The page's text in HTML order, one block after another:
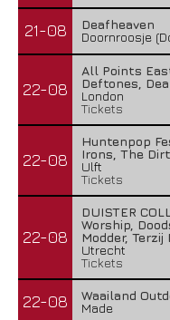
21-08
Deafheaven
Doornroosje
22-08
All Points
Deftones,
London
Tickets
22-08
Huntenpop
Irons, The
Ulft
Tickets
22-08
DUISTER
Worship,
Modder, Terzij
Utrecht
Tickets
22-08
Waailand
Made